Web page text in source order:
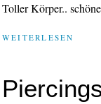
Toller Körper..
WEITERLESEN